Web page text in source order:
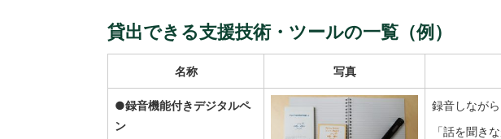
貸出できる支援技術・ツールの一覧（例）
名称 写真
●録音機能付きデジタルペ
ン
録音しなが
「話を聞き